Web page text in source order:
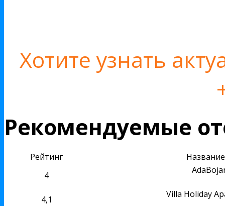
Хотите узнать
Рекомендуемые
Рейтинг
4
4,1 Villa Holiday